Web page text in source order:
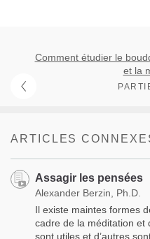
Comment étudier le
et la
ARTICLES
Assagir les pensées
Alexander Berzin, Ph.D.
Il existe maintes formes
cadre de la méditation et
sont utiles et d’autres